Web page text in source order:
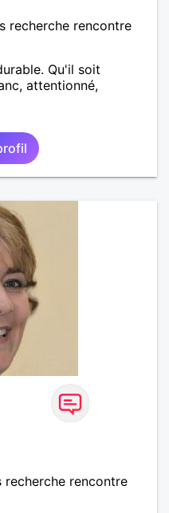
recherche rencontre
Qu'il soit
attentionné,
recherche rencontre